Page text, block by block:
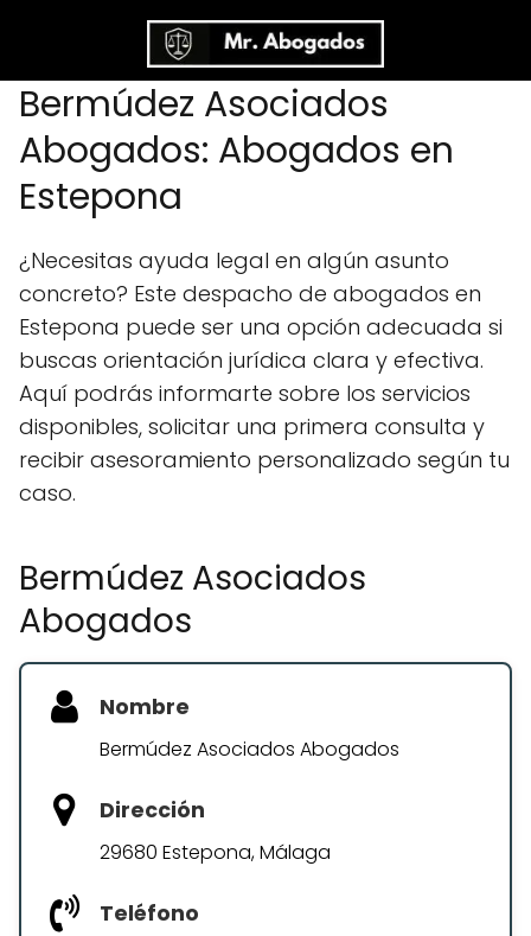
Bermúdez Asociados
Abogados: Abogados en
Estepona
¿Necesitas ayuda legal en algún asunto
concreto? Este despacho de abogados en
Estepona puede ser una opción adecuada si
buscas orientación jurídica clara y efectiva.
Aquí podrás informarte sobre los servicios
disponibles, solicitar una primera consulta y
recibir asesoramiento personalizado según tu
caso.
Bermúdez Asociados
Abogados
Nombre
Bermúdez Asociados Abogados
Dirección
29680 Estepona, Málaga
Teléfono